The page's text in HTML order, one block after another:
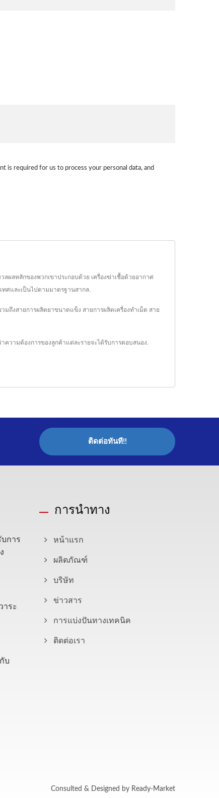
is required for us to process your personal data, and
ลผลหลักของพวกเขาประกอบด้วย เครื่องฆ่าเชื้อด้วยอากาศ
ทศและเป็นไปตามมาตรฐานสากล.
มถึงสายการผลิตยาขนาดแข็ง สายการผลิตเครื่องทำเม็ด สาย
วามต้องการของลูกค้าแต่ละรายจะได้รับการตอบสนอง.
ติดต่อทันที!!
การ
ระ
บ
การนำทาง
หน้าแรก
ผลิตภัณฑ์
บริษัท
ข่าวสาร
การแบ่งปันทางเทคนิค
ติดต่อเรา
Consulted & Designed by Ready-Market